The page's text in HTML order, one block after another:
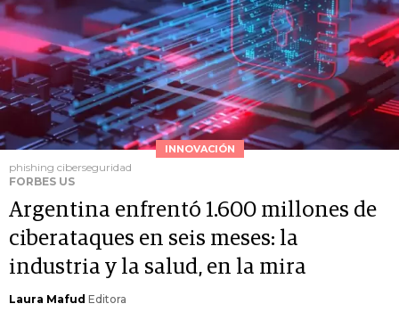
INNOVACIÓN
phishing ciberseguridad
FORBES US
Argentina enfrentó 1.600 millones de
ciberataques en seis meses: la
industria y la salud, en la mira
Laura Mafud Editora